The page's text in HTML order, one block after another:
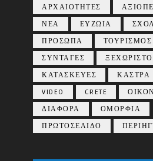
ΑΡΧΑΙΟΤΗΤΕΣ
ΝΕΑ
ΕΥΖΩΙΑ
ΠΡΟΣΩΠΑ
ΤΟΥΡΙΣΜΟΣ
ΣΥΝΤΑΓΕΣ
ΚΑΤΑΣΚΕΥΕΣ
ΚΑΣΤΡΑ
VIDEO
CRETE
ΔΙΑΦΟΡΑ
ΟΜΟΡΦΙΑ
ΠΡΩΤΟΣΕΛΙΔΟ